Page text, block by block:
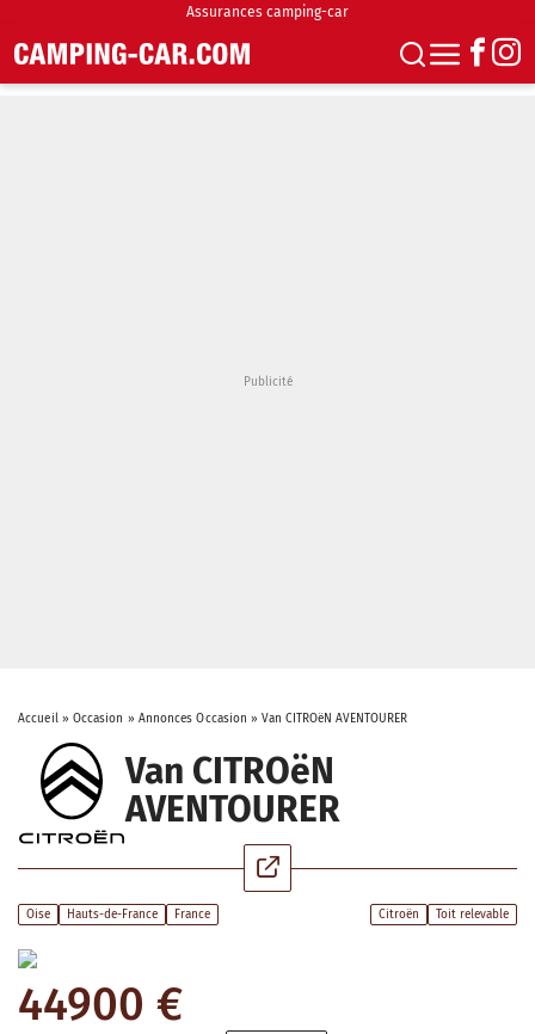
Assurances camping-car
Accueil» Occasion » Annonces Occasion »Van CITROëN AVENTOURER
Van CITROëN
AVENTOURER
Oise Hauts-de-France France Citroën Toit relevable
44900 €